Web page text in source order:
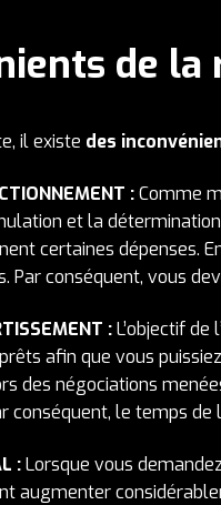
de
il existe des
:Comme
et la
certaines dépenses.
Par conséquent, vous
:L’objectif
afin que vous
des négociations
conséquent, le temps de
:Lorsque vous
augmenter